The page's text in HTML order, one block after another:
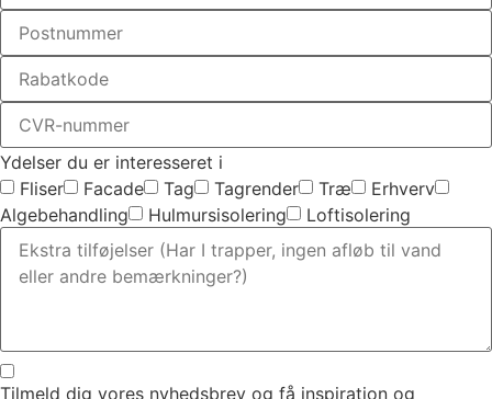
Ydelser du er interesseret i
Fliser
Facade Tag Tagrender Træ
Erhverv
Algebehandling
Hulmursisolering Loftisolering
Tilmeld dig vores nyhedsbrev og få inspiration og